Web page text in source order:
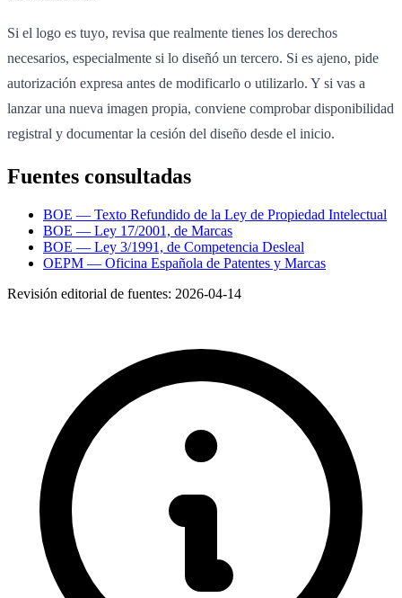
Si el logo es tuyo, revisa que realmente tienes los derechos
necesarios, especialmente si lo diseñó un tercero. Si es ajeno, pide
autorización expresa antes de modificarlo o utilizarlo. Y si vas a
lanzar una nueva imagen propia, conviene comprobar disponibilidad
registral y documentar la cesión del diseño desde el inicio.
Fuentes consultadas
BOE — Texto Refundido de la Ley de Propiedad Intelectual
BOE — Ley 17/2001, de Marcas
BOE — Ley 3/1991, de Competencia Desleal
OEPM — Oficina Española de Patentes y Marcas
Revisión editorial de fuentes: 2026-04-14